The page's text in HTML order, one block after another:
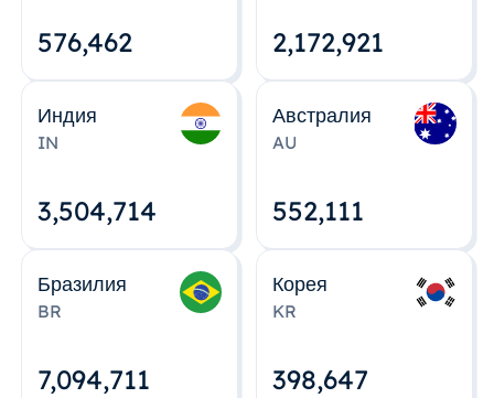
576,463 2,172,922
Индия
IN
3,504,715
Австралия
AU
552,112
Бразилия
BR
7,094,712
Корея
KR
398,648